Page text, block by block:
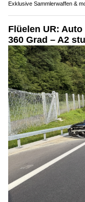
Exklusive Sammlerwaffen &
Flüelen UR:
360 Grad – A2